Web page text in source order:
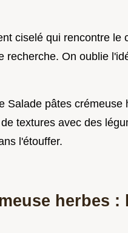
ciselé qui rencontre le
recherche. On oublie
Salade pâtes
textures avec des
l'étouffer.
herbes :